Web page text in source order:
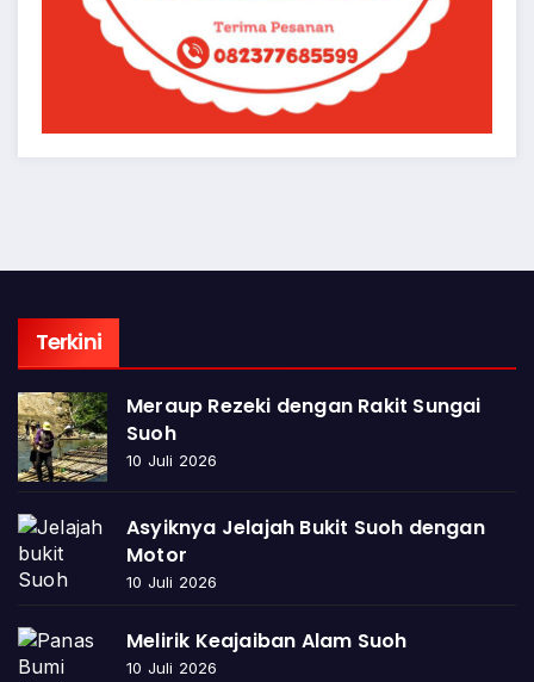
Terkini
Meraup Rezeki dengan Rakit Sungai
Suoh
10 Juli 2026
Asyiknya Jelajah Bukit Suoh dengan
Motor
10 Juli 2026
Melirik Keajaiban Alam Suoh
10 Juli 2026